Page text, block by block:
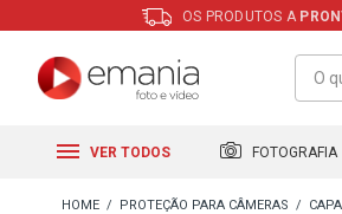
OS PRODUTOS A
VER TODOS FOTOGRAFIA
PROTEÇÃO PARA CÂMERAS